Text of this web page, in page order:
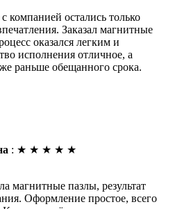
компанией остались только
Заказал магнитные
оказался легким и
исполнения отличное, а
раньше обещанного срока.
: ★ ★ ★ ★ ★
магнитные пазлы, результат
Оформление простое, всего